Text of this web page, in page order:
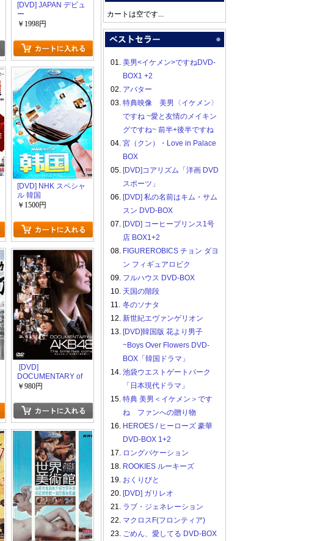
[DVD] JAPAN デビュ
ー
￥1998円
[DVD] NHK スペシャ
ル 韓国
￥1500円
[DVD]
DOCUMENTARY of
AKB48 The time has
今、その背中に何を
想う?
￥980円
カートは空です...
01. 美男<イケメン>ですねDVD-
BOX1 +2
02. アバター
03. 特典映像 美男〈イケメン〉
ですね ~愛と友情のメイキン
グですね~ 前半+後半ですね
04. 宮（クン）・Love in Palace
BOX
05. [DVD]コアリズム「洋画 DVD
スポーツ」
06. [DVD] 私の名前はキム・サム
スン DVD-BOX
07. [DVD] コーヒープリンス1号
店 BOX1+2
08. FIGUREROBICS チョン ダヨ
ン フィギュアロビク
09. フルハウス DVD-BOX
10. 天国の階段
11. 冬のソナタ
12. 新世紀エヴァンゲリオン
13. [DVD]韓国版 花より男子
~Boys Over Flowers DVD-
BOX「韓国ドラマ」
14. 池袋ウエストゲートパーク
「日本現代ドラマ」
15. 特典 美男＜イケメン＞です
ね ファンへの贈り物
16. HEROES / ヒーローズ 豪華
DVD-BOX 1+2
17. ロングバケーション
18. ROOKIES ルーキーズ
19. おくりびと
20. [DVD] ガリレオ
21. ラブ・ジェネレーション
22. マクロスF(フロンティア)
23. ごめん、愛してる DVD-BOX